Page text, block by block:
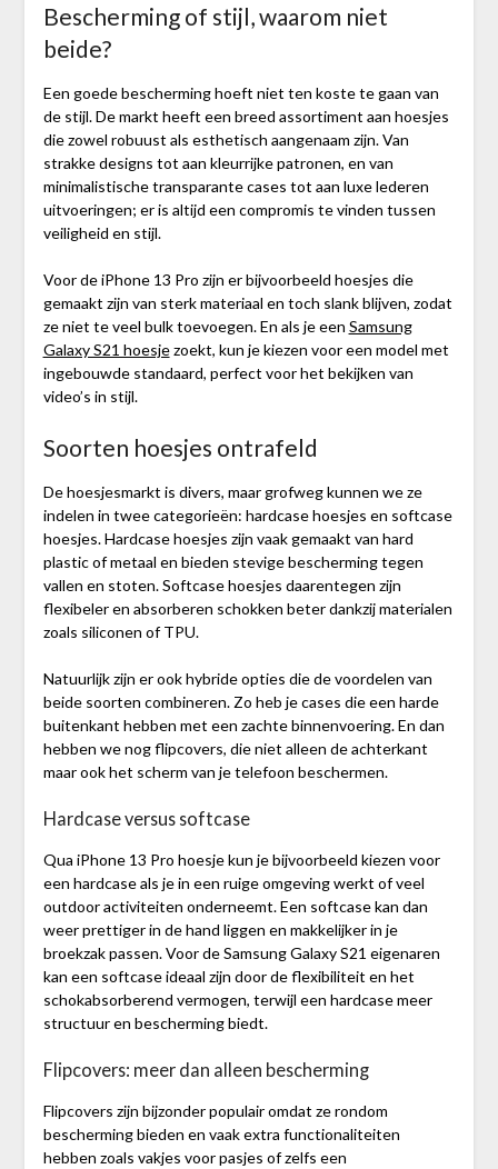
Bescherming of stijl, waarom niet
beide?
Een goede bescherming hoeft niet ten koste te gaan van
de stijl. De markt heeft een breed assortiment aan hoesjes
die zowel robuust als esthetisch aangenaam zijn. Van
strakke designs tot aan kleurrijke patronen, en van
minimalistische transparante cases tot aan luxe lederen
uitvoeringen; er is altijd een compromis te vinden tussen
veiligheid en stijl.
Voor de iPhone 13 Pro zijn er bijvoorbeeld hoesjes die
gemaakt zijn van sterk materiaal en toch slank blijven, zodat
ze niet te veel bulk toevoegen. En als je een Samsung
Galaxy S21 hoesjezoekt, kun je kiezen voor een model met
ingebouwde standaard, perfect voor het bekijken van
video’s in stijl.
Soorten hoesjes ontrafeld
De hoesjesmarkt is divers, maar grofweg kunnen we ze
indelen in twee categorieën: hardcase hoesjes en softcase
hoesjes. Hardcase hoesjes zijn vaak gemaakt van hard
plastic of metaal en bieden stevige bescherming tegen
vallen en stoten. Softcase hoesjes daarentegen zijn
flexibeler en absorberen schokken beter dankzij materialen
zoals siliconen of TPU.
Natuurlijk zijn er ook hybride opties die de voordelen van
beide soorten combineren. Zo heb je cases die een harde
buitenkant hebben met een zachte binnenvoering. En dan
hebben we nog flipcovers, die niet alleen de achterkant
maar ook het scherm van je telefoon beschermen.
Hardcase versus softcase
Qua iPhone 13 Pro hoesje kun je bijvoorbeeld kiezen voor
een hardcase als je in een ruige omgeving werkt of veel
outdoor activiteiten onderneemt. Een softcase kan dan
weer prettiger in de hand liggen en makkelijker in je
broekzak passen. Voor de Samsung Galaxy S21 eigenaren
kan een softcase ideaal zijn door de flexibiliteit en het
schokabsorberend vermogen, terwijl een hardcase meer
structuur en bescherming biedt.
Flipcovers: meer dan alleen bescherming
Flipcovers zijn bijzonder populair omdat ze rondom
bescherming bieden en vaak extra functionaliteiten
hebben zoals vakjes voor pasjes of zelfs een